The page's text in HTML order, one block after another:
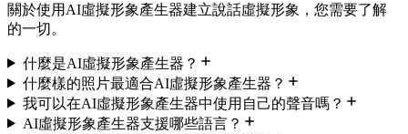
關於使用AI虛擬形象產生器建立說話虛擬形象，您需要了解
的一切。
什麼是AI虛擬形象產生器？
什麼樣的照片最適合AI虛擬形象產生器？
我可以在AI虛擬形象產生器中使用自己的聲音嗎？
AI虛擬形象產生器支援哪些語言？